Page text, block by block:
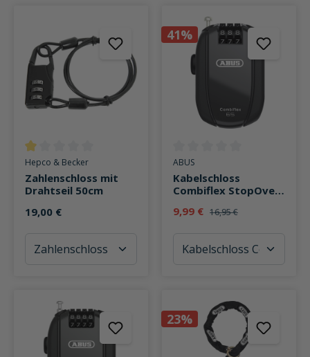
Durchschnittliche Bewertung von 1 von 5 Sternen
Hepco & Becker
Zahlenschloss mit
Drahtseil 50cm
19,00 €
41%
Durchschnittliche Bewertung
ABUS
Kabelschloss
Combiflex StopOver
9,99 € 16,95 €
23%